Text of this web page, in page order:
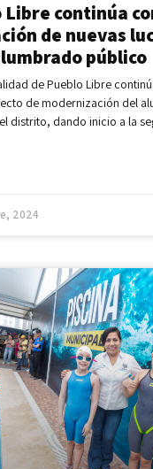
Libre continúa
de nuevas
público
de Pueblo Libre
de modernización del
distrito, dando inicio a la
2024